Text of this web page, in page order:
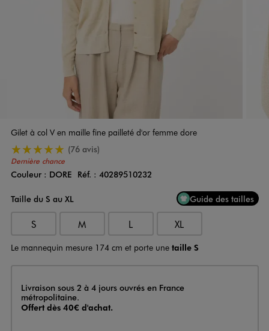
Gilet à col V en maille fine pailleté d'or femme dore
Dernière chance
5/5 de moyenne(76 avis)
Couleur
Couleur : DORE Réf. : 40289510232
Taille du S au XL
Guide des tailles
S M L XL
Le mannequin mesure 174 cm et porte une taille S
Livraison
Livraison sous 2 à 4 jours ouvrés en France
métropolitaine.
Offert dès 40€ d'achat.